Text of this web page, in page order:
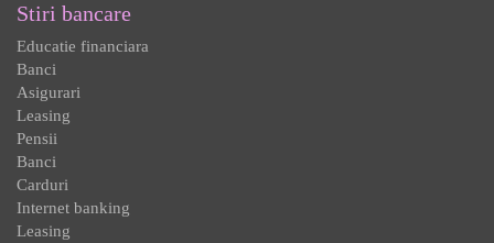
Stiri bancare
Educatie financiara
Banci
Asigurari
Leasing
Pensii
Banci
Carduri
Internet banking
Leasing